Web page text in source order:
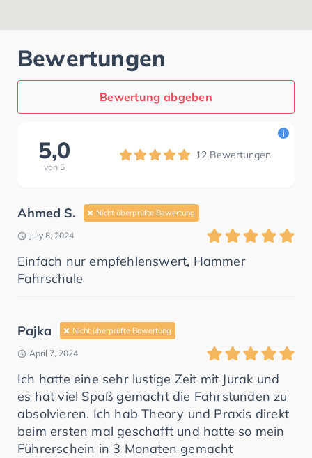
Bewertungen
Bewertung abgeben
5,0
von 5
12 Bewertungen
i
Ahmed S. Nicht überprüfte Bewertung
July 8, 2024
Einfach nur empfehlenswert, Hammer
Fahrschule
Pajka Nicht überprüfte Bewertung
April 7, 2024
Ich hatte eine sehr lustige Zeit mit Jurak und
es hat viel Spaß gemacht die Fahrstunden zu
absolvieren. Ich hab Theory und Praxis direkt
beim ersten mal geschafft und hatte so mein
Führerschein in 3 Monaten gemacht